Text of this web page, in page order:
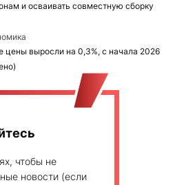
и осваивать совместную сборку
цены выросли на 0,3%, с начала 2026
чтобы не
новости (если